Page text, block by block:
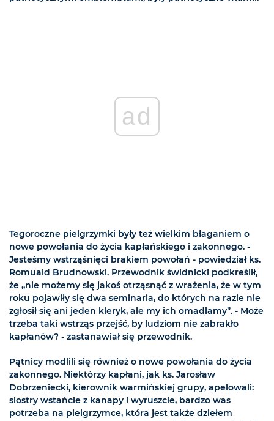
ad
Tegoroczne pielgrzymki były też wielkim błaganiem o
nowe powołania do życia kapłańskiego i zakonnego. -
Jesteśmy wstrząśnięci brakiem powołań - powiedział ks.
Romuald Brudnowski. Przewodnik świdnicki podkreślił,
że „nie możemy się jakoś otrząsnąć z wrażenia, że w tym
roku pojawiły się dwa seminaria, do których na razie nie
zgłosił się ani jeden kleryk, ale my ich omadlamy”. - Może
trzeba taki wstrząs przejść, by ludziom nie zabrakło
kapłanów? - zastanawiał się przewodnik.
Pątnicy modlili się również o nowe powołania do życia
zakonnego. Niektórzy kapłani, jak ks. Jarosław
Dobrzeniecki, kierownik warmińskiej grupy, apelowali:
siostry wstańcie z kanapy i wyruszcie, bardzo was
potrzeba na pielgrzymce, która jest także dziełem